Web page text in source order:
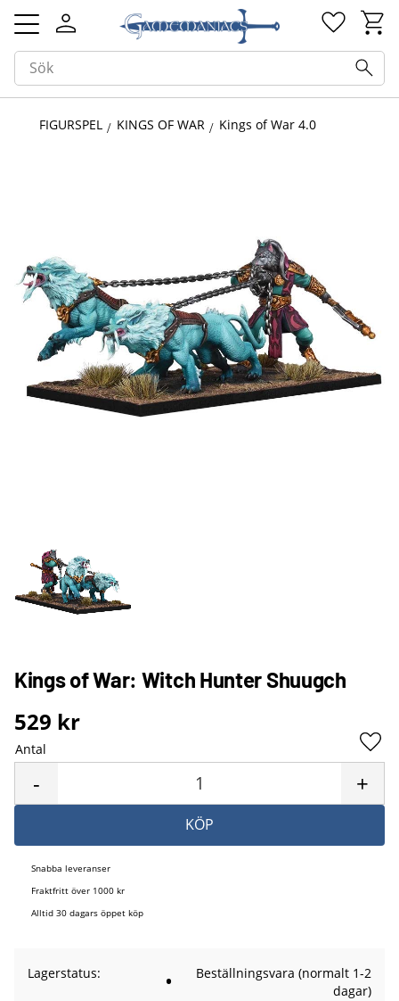
Meny
FIGURSPEL KINGS OF WAR Kings of War 4.0
Kings of War: Witch Hunter Shuugch
529 kr
Antal
+
-
KÖP
Snabba leveranser
Fraktfritt över 1000 kr
Alltid 30 dagars öppet köp
Lagerstatus
Beställningsvara (normalt 1-2
dagar)